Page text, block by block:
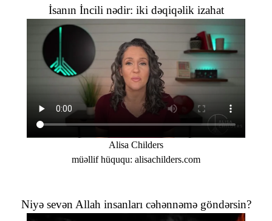
İsanın İncili nədir: iki dəqiqəlik izahat
Alisa Childers
müəllif hüququ: alisachilders.com
Niyə sevən Allah insanları cəhənnəmə göndərsin?